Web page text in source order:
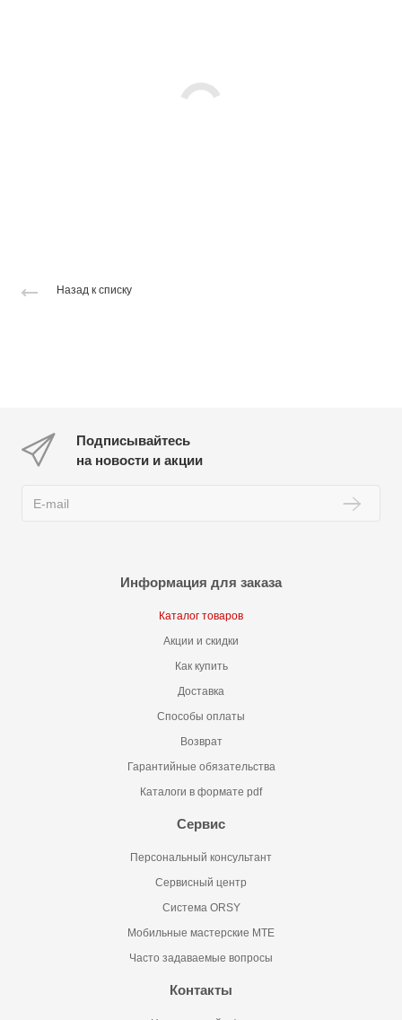
Назад к списку
Подписывайтесь
на новости и акции
Информация для заказа
Каталог товаров
Акции и скидки
Как купить
Доставка
Способы оплаты
Возврат
Гарантийные обязательства
Каталоги в формате pdf
Сервис
Персональный консультант
Сервисный центр
Система ORSY
Мобильные мастерские MTE
Часто задаваемые вопросы
Контакты